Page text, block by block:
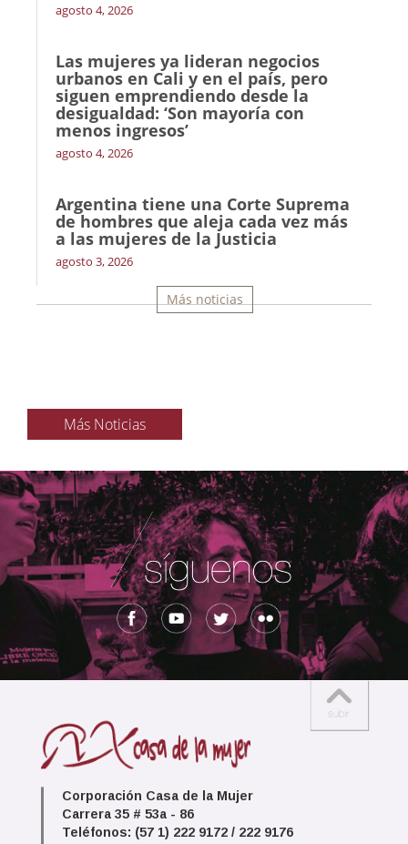
agosto 4, 2026
Las mujeres ya lideran negocios
urbanos en Cali y en el país, pero
siguen emprendiendo desde la
desigualdad: ‘Son mayoría con
menos ingresos’
agosto 4, 2026
Argentina tiene una Corte Suprema
de hombres que aleja cada vez más
a las mujeres de la Justicia
agosto 3, 2026
Más noticias
Más Noticias
Corporación Casa de la Mujer
Carrera 35 # 53a - 86
Teléfonos: (57 1) 222 9172 / 222 9176